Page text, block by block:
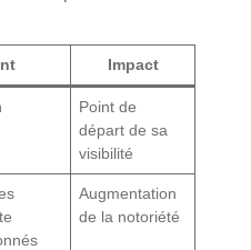
Impact
Point de
départ de sa
visibilité
Augmentation
de la notoriété